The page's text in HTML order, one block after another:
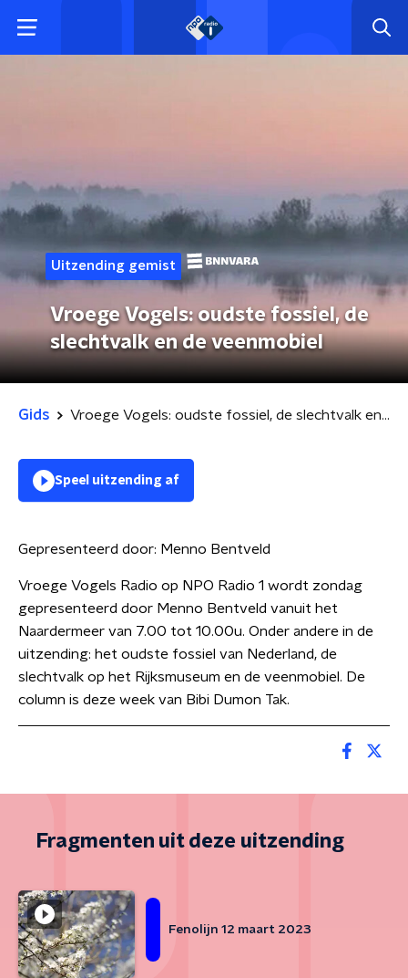
Uitzending gemist
Vroege Vogels: oudste fossiel, de
slechtvalk en de veenmobiel
Gids Vroege Vogels: oudste fossiel, de slechtvalk en de veenmobiel
Speel uitzending af
Gepresenteerd door: Menno Bentveld
Vroege Vogels Radio op NPO Radio 1 wordt zondag
gepresenteerd door Menno Bentveld vanuit het
Naardermeer van 7.00 tot 10.00u. Onder andere in de
uitzending: het oudste fossiel van Nederland, de
slechtvalk op het Rijksmuseum en de veenmobiel. De
column is deze week van Bibi Dumon Tak.
Fragmenten uit deze uitzending
Fenolijn 12 maart 2023